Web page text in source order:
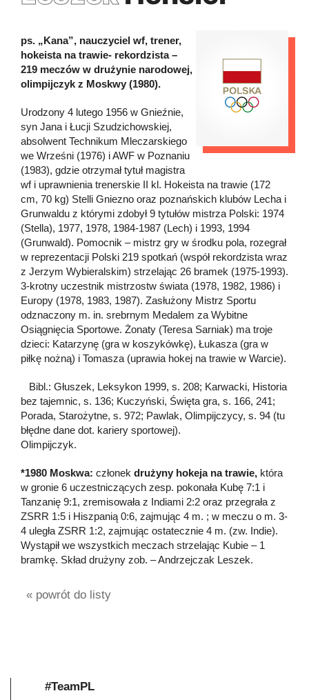
ps. „Kana”, nauczyciel wf, trener,
hokeista na trawie- rekordzista –
219 meczów w drużynie narodowej,
olimpijczyk z Moskwy (1980).
Urodzony 4 lutego 1956 w Gnieźnie,
syn Jana i Łucji Szudzichowskiej,
absolwent Technikum Mleczarskiego
we Wrześni (1976) i AWF w Poznaniu
(1983), gdzie otrzymał tytuł magistra
wf i uprawnienia trenerskie II kl. Hokeista na trawie (172
cm, 70 kg) Stelli Gniezno oraz poznańskich klubów Lecha i
Grunwaldu z którymi zdobył 9 tytułów mistrza Polski: 1974
(Stella), 1977, 1978, 1984-1987 (Lech) i 1993, 1994
(Grunwald). Pomocnik – mistrz gry w środku pola, rozegrał
w reprezentacji Polski 219 spotkań (współ rekordzista wraz
z Jerzym Wybieralskim) strzelając 26 bramek (1975-1993).
3-krotny uczestnik mistrzostw świata (1978, 1982, 1986) i
Europy (1978, 1983, 1987). Zasłużony Mistrz Sportu
odznaczony m. in. srebrnym Medalem za Wybitne
Osiągnięcia Sportowe. Żonaty (Teresa Sarniak) ma troje
dzieci: Katarzynę (gra w koszykówkę), Łukasza (gra w
piłkę nożną) i Tomasza (uprawia hokej na trawie w Warcie).
Bibl.: Głuszek, Leksykon 1999, s. 208; Karwacki, Historia
bez tajemnic, s. 136; Kuczyński, Święta gra, s. 166, 241;
Porada, Starożytne, s. 972; Pawlak, Olimpijczycy, s. 94 (tu
błędne dane dot. kariery sportowej).
Olimpijczyk.
*1980 Moskwa: członek drużyny hokeja na trawie, która
w gronie 6 uczestniczących zesp. pokonała Kubę 7:1 i
Tanzanię 9:1, zremisowała z Indiami 2:2 oraz przegrała z
ZSRR 1:5 i Hiszpanią 0:6, zajmując 4 m. ; w meczu o m. 3-
4 uległa ZSRR 1:2, zajmując ostatecznie 4 m. (zw. Indie).
Wystąpił we wszystkich meczach strzelając Kubie – 1
bramkę. Skład drużyny zob. – Andrzejczak Leszek.
« powrót do listy
#TeamPL